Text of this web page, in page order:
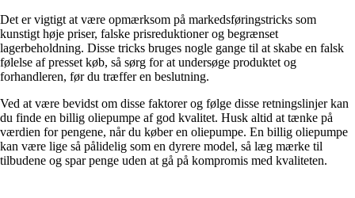
Det er vigtigt at være opmærksom på markedsføringstricks som
kunstigt høje priser, falske prisreduktioner og begrænset
lagerbeholdning. Disse tricks bruges nogle gange til at skabe en falsk
følelse af presset køb, så sørg for at undersøge produktet og
forhandleren, før du træffer en beslutning.
Ved at være bevidst om disse faktorer og følge disse retningslinjer kan
du finde en billig oliepumpe af god kvalitet. Husk altid at tænke på
værdien for pengene, når du køber en oliepumpe. En billig oliepumpe
kan være lige så pålidelig som en dyrere model, så læg mærke til
tilbudene og spar penge uden at gå på kompromis med kvaliteten.